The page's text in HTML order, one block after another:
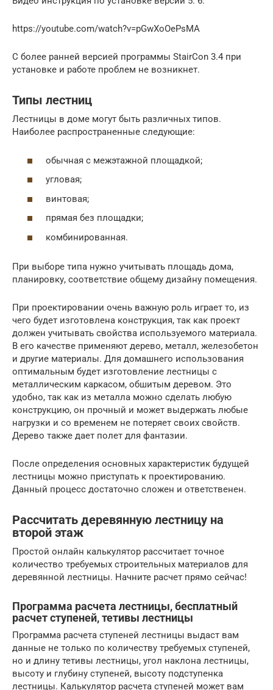
https://youtube.com/watch?v=pGwXoOePsMA
С более ранней версией программы StairCon 3.4 при
установке и работе проблем не возникнет.
Типы лестниц
Лестницы в доме могут быть различных типов.
Наиболее распространенные следующие:
обычная с межэтажной площадкой;
угловая;
винтовая;
прямая без площадки;
комбинированная.
При выборе типа нужно учитывать площадь дома,
планировку, соответствие общему дизайну помещения.
При проектировании очень важную роль играет то, из
чего будет изготовлена конструкция, так как проект
должен учитывать свойства используемого материала.
В его качестве применяют дерево, металл, железобетон
и другие материалы. Для домашнего использования
оптимальным будет изготовление лестницы с
металлическим каркасом, обшитым деревом. Это
удобно, так как из металла можно сделать любую
конструкцию, он прочный и может выдержать любые
нагрузки и со временем не потеряет своих свойств.
Дерево также дает полет для фантазии.
После определения основных характеристик будущей
лестницы можно приступать к проектированию.
Данный процесс достаточно сложен и ответственен.
Рассчитать деревянную лестницу на
второй этаж
Простой онлайн калькулятор рассчитает точное
количество требуемых строительных материалов для
деревянной лестницы. Начните расчет прямо сейчас!
Программа расчета лестницы, бесплатный
расчет ступеней, тетивы лестницы
Программа расчета ступеней лестницы выдаст вам
данные не только по количеству требуемых ступеней,
но и длину тетивы лестницы, угол наклона лестницы,
высоту и глубину ступеней, высоту подступенка
лестницы. Калькулятор расчета ступеней может вам